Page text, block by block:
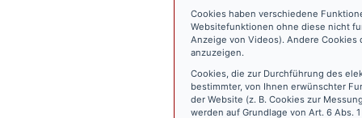
Cookies haben verschiedene
Websitefunktionen ohne diese nicht
Anzeige von Videos). Andere
anzuzeigen.
Cookies, die zur Durchführung des
bestimmter, von Ihnen erwünschter
der Website (z. B. Cookies zur
werden auf Grundlage von Art. 6 Abs.